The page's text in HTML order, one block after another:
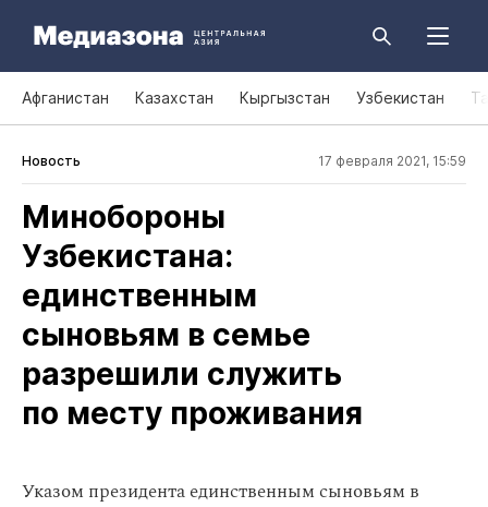
Афганистан Казахстан Кыргызстан Узбекистан
Новость 17 февраля 2021, 15:59
Минобороны
Узбекистана:
единственным
сыновьям в семье
разрешили служить
по месту проживания
Указом президента единственным сыновьям в